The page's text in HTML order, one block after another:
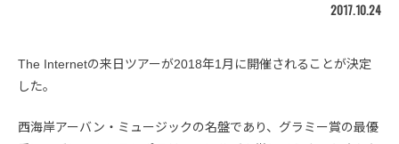
2017.10.24
The Internetの来日ツアーが2018年1月に開催されることが決定
した。
西海岸アーバン・ミュージックの名盤であり、グラミー賞の最優